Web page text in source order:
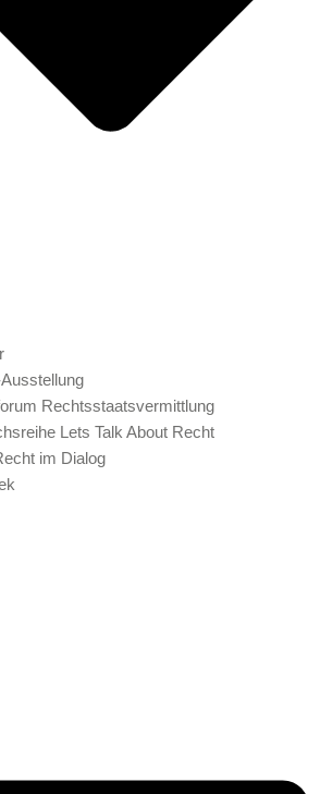
Rechtsstaatsvermittlung
Lets Talk About Recht
im Dialog